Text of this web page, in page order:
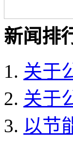
新闻排
关于
关于
以节